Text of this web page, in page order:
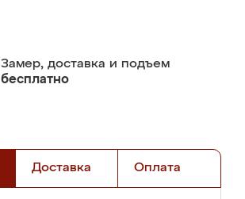
Замер, доставка и подъем
бесплатно
Доставка Оплата